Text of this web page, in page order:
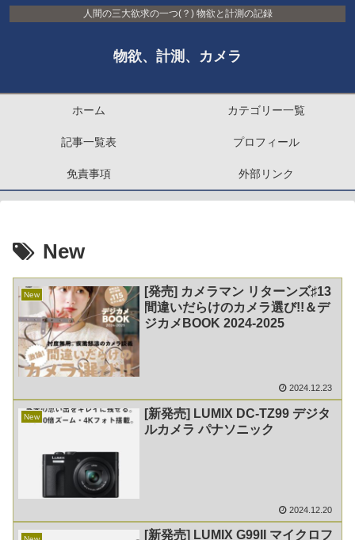
人間の三大欲求の一つ(？) 物欲と計測の記録
物欲、計測、カメラ
ホーム カテゴリー一覧
記事一覧表 プロフィール
免責事項 外部リンク
New
New
[発売] カメラマン リターンズ♯13
間違いだらけのカメラ選び!!＆デ
ジカメBOOK 2024-2025
2024.12.23
New
[新発売] LUMIX DC-TZ99 デジタ
ルカメラ パナソニック
2024.12.20
[新発売] LUMIX G99II マイクロフ